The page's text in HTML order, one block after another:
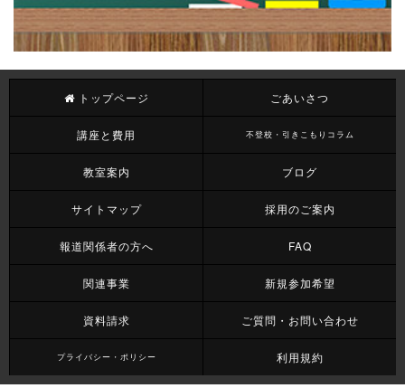
トップページ ごあいさつ
講座と費用 不登校・引きこもりコラム
教室案内 ブログ
サイトマップ 採用のご案内
報道関係者の方へ FAQ
関連事業 新規参加希望
資料請求 ご質問・お問い合わせ
プライバシー・ポリシー 利用規約